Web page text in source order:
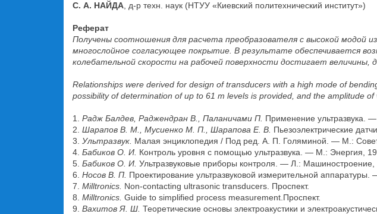
С. А. НАЙДА , д-р техн. наук (НТУУ «Киевский политехнический институт»)
Реферат
Получены соотношения для расчета преобразователя с высокой модой
многослойное согласующее покрытие. В результате обеспечивается
колебательной скорости на рабочей поверхности достигает величины,
Relationships were derived for design of transducers with a high mode of
possibility of determination of up to 61 m levels is provided, and the amplitude
1. Радж Балдев, Раджендран В., Паланичами П. Применение ультразвука.
2. Шарапов В. М., Мусиенко М. П., Шарапова Е. В. Пьезоэлектрические
3. Ультразвук. Малая энциклопедия / Под ред. А. П. Голяминой. — М.:
4. Бабиков О. И. Контроль уровня с помощью ультразвука. — М.: Энергия,
5. Бабиков О. И. Ультразвуковые приборы контроля. — Л.:
6. Носов В. П. Проектирование ультразвуковой измерительной
7. Milltronics. Non-contacting ultrasonic transducers. Проспект.
8. Milltronics. Guide to simplified process measurement.Проспект.
9. Вахитов Я. Ш. Теоретические основы электроакустики и